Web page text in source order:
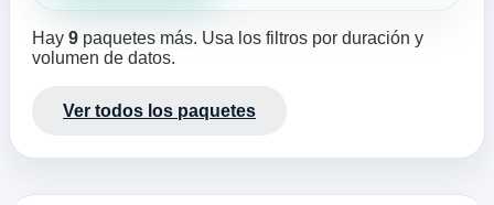
Hay 9 paquetes más. Usa los filtros por duración y
volumen de datos.
Ver todos los paquetes